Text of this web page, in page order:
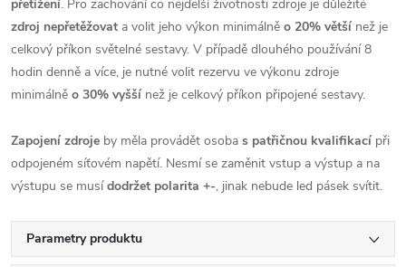
přetížení. Pro zachování co nejdelší životnosti zdroje je důležité
zdroj nepřetěžovat a volit jeho výkon minimálně o 20% větší než je
celkový příkon světelné sestavy. V případě dlouhého používání 8
hodin denně a více, je nutné volit rezervu ve výkonu zdroje
minimálně o 30% vyšší než je celkový příkon připojené sestavy.
Zapojení zdroje by měla provádět osoba s patřičnou kvalifikací při
odpojeném síťovém napětí. Nesmí se zaměnit vstup a výstup a na
výstupu se musídodržet polarita +-, jinak nebude led pásek svítit.
Parametry produktu